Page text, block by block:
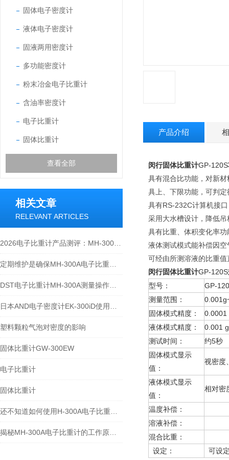
固体电子密度计
液体电子密度计
固液两用密度计
多功能密度计
粉末冶金电子比重计
含油率密度计
电子比重计
固体比重计
查看全部
相关文章
RELEVANT ARTICLES
塑料颗粒气泡对密度的影响
固体比重计GW-300EW
电子比重计
固体比重计
产品介绍
闵行固体比重计GP-120S
具有混合比功能，对新
具上、下限功能，可判
具有RS-232C计算机接
采用大水槽设计，降低
具有比重、体积变化率
液体测试模式能补偿因
可经由所测溶液的比重
闵行固体比重计GP-120S
型号：
GP-
测量范围：
固体模式精度：
0.0001
液体模式精度：
0.001
测试时间：
约5秒
固体模式显示
值：
视密度
液体模式显示
值：
相对密
温度补偿：
溶液补偿：
混合比重：
设定：
可设